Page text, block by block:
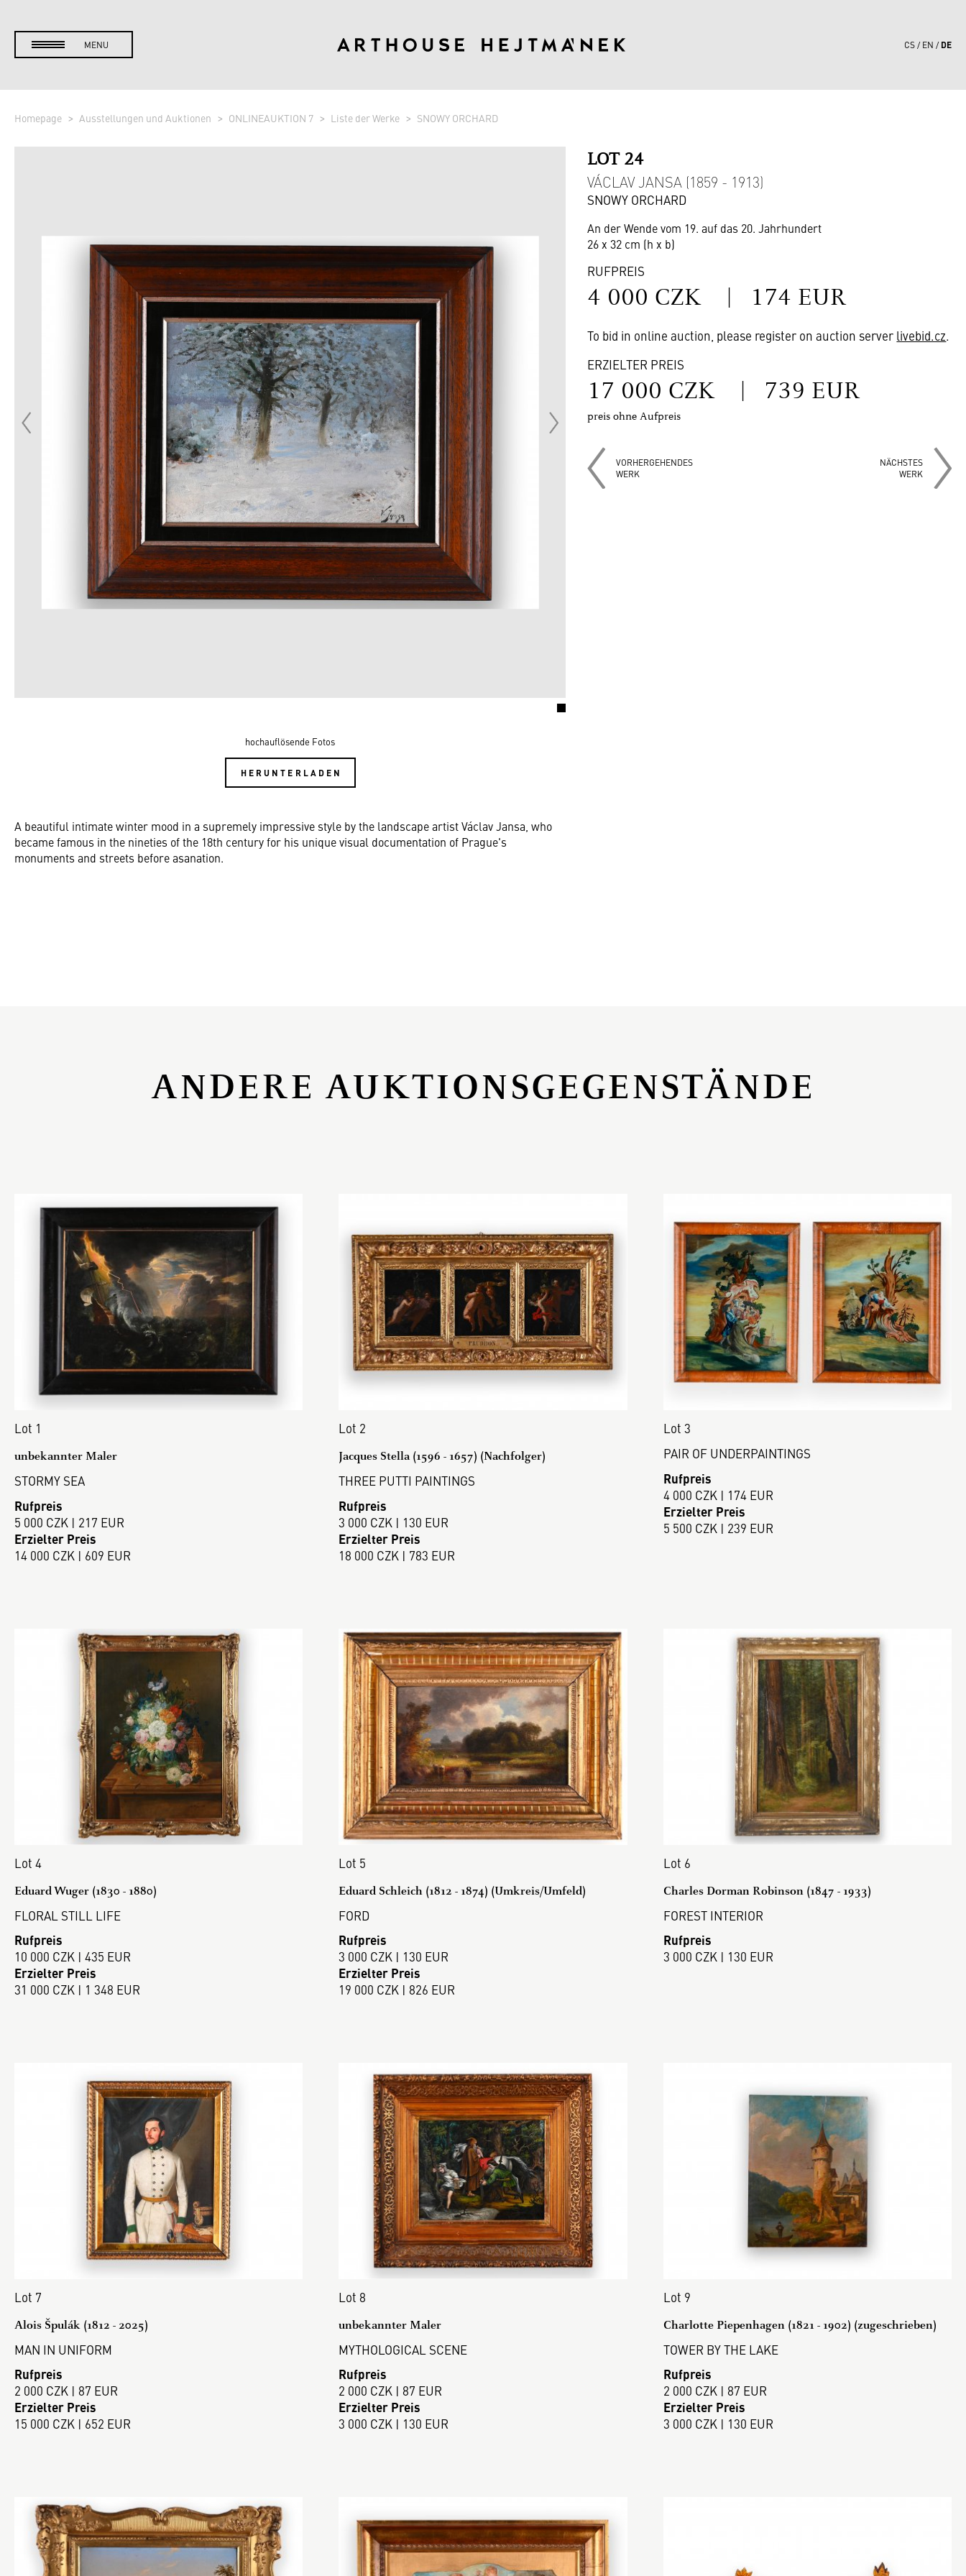
MENU CS EN DE
Homepage Ausstellungen und Auktionen ONLINEAUKTION 7 Liste der Werke SNOWY ORCHARD
hochauflösende Fotos
HERUNTERLADEN
LOT 24
VÁCLAV JANSA (1859 - 1913)
SNOWY ORCHARD
An der Wende vom 19. auf das 20. Jahrhundert
26 x 32 cm (h x b)
RUFPREIS
4 000 CZK | 174 EUR
To bid in online auction, please register on auction server livebid.cz.
ERZIELTER PREIS
17 000 CZK | 739 EUR
preis ohne Aufpreis
VORHERGEHENDES
WERK
NÄCHSTES
WERK
A beautiful intimate winter mood in a supremely impressive style by the landscape artist Václav Jansa, who
became famous in the nineties of the 18th century for his unique visual documentation of Prague's
monuments and streets before asanation.
ANDERE AUKTIONSGEGENSTÄNDE
Lot 1
unbekannter Maler
STORMY SEA
Rufpreis
5 000 CZK | 217 EUR
Erzielter Preis
14 000 CZK | 609 EUR
Lot 2
Jacques Stella (1596 - 1657) (Nachfolger)
THREE PUTTI PAINTINGS
Rufpreis
3 000 CZK | 130 EUR
Erzielter Preis
18 000 CZK | 783 EUR
Lot 3
PAIR OF UNDERPAINTINGS
Rufpreis
4 000 CZK | 174 EUR
Erzielter Preis
5 500 CZK | 239 EUR
Lot 4
Eduard Wuger (1830 - 1880)
FLORAL STILL LIFE
Rufpreis
10 000 CZK | 435 EUR
Erzielter Preis
31 000 CZK | 1 348 EUR
Lot 5
Eduard Schleich (1812 - 1874) (Umkreis/Umfeld)
FORD
Rufpreis
3 000 CZK | 130 EUR
Erzielter Preis
19 000 CZK | 826 EUR
Lot 6
Charles Dorman Robinson (1847 - 1933)
FOREST INTERIOR
Rufpreis
3 000 CZK | 130 EUR
Lot 7
Alois Špulák (1812 - 2025)
MAN IN UNIFORM
Rufpreis
2 000 CZK | 87 EUR
Erzielter Preis
15 000 CZK | 652 EUR
Lot 8
unbekannter Maler
MYTHOLOGICAL SCENE
Rufpreis
2 000 CZK | 87 EUR
Erzielter Preis
3 000 CZK | 130 EUR
Lot 9
Charlotte Piepenhagen (1821 - 1902) (zugeschrieben)
TOWER BY THE LAKE
Rufpreis
2 000 CZK | 87 EUR
Erzielter Preis
3 000 CZK | 130 EUR